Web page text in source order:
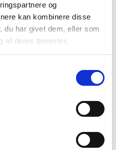
og
kan kombinere disse
du har givet dem, eller som
af deres tjenester.
også kunne